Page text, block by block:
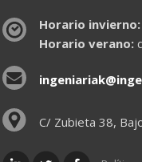
Horario invierno:
Horario verano:
C/ Zubieta 38,